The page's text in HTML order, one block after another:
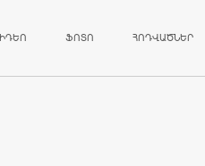
ՖՈՏՈ ՀՈԴՎԱԾՆԵՐ